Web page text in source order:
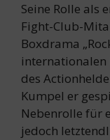
Seine Rolle als
Fight-Club-
Boxdrama
internationalen
des
Kumpel er
Nebenrolle für
jedoch